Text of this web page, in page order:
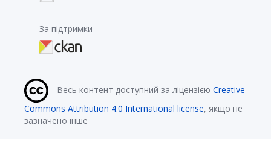
За підтримки
Весь контент доступний за ліцензією Creative
Commons Attribution 4.0 International license, якщо не
зазначено інше